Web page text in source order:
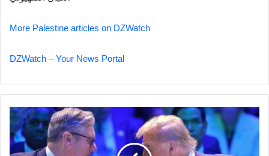
More Palestine articles on DZWatch
DZWatch – Your News Portal
US
Scraps
Tariffs
on